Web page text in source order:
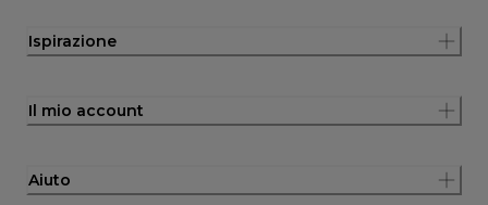
Ispirazione
Il mio account
Aiuto